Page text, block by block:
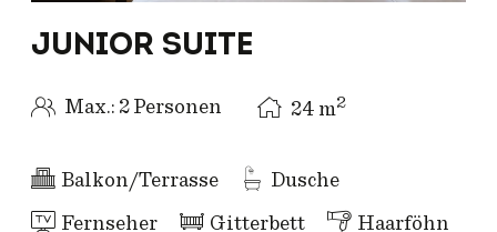
JUNIOR SUITE
Max.: 2 Personen 24 m2
Balkon/Terrasse Dusche
Fernseher Gitterbett Haarföhn